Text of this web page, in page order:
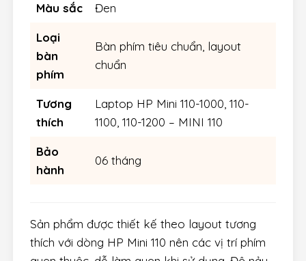
Màu sắc Đen
Loại
bàn
phím
Bàn phím tiêu chuẩn, layout
chuẩn
Tương
thích
Laptop HP Mini 110-1000, 110-
1100, 110-1200 – MINI 110
Bảo
hành
06 tháng
Sản phẩm được thiết kế theo layout tương
thích với dòng HP Mini 110 nên các vị trí phím